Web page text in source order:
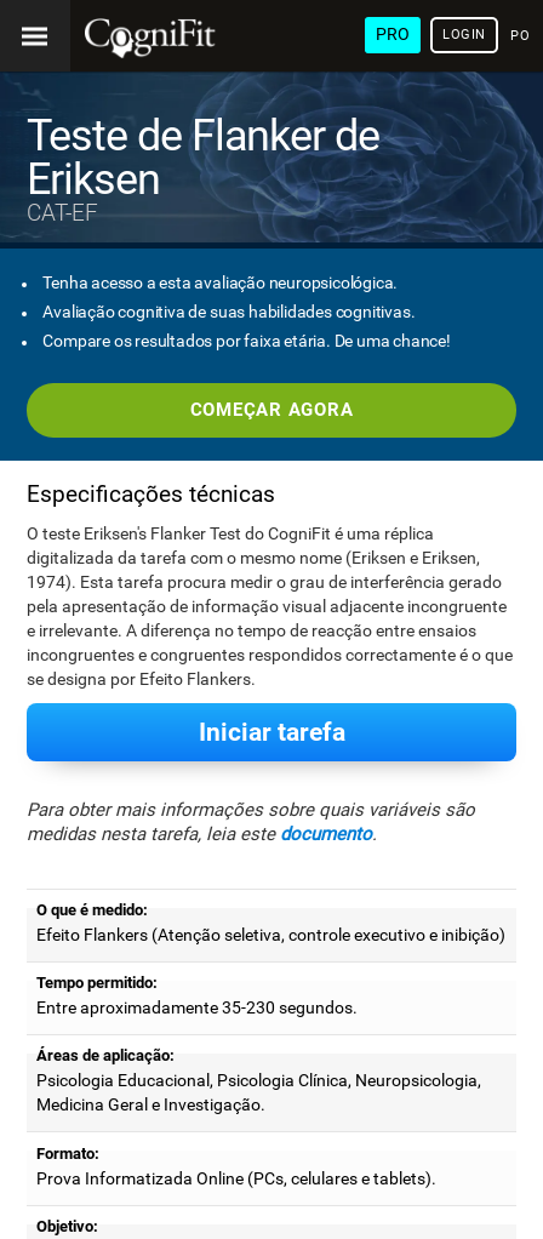
PRO LOGIN
Teste de Flanker de
Eriksen
CAT-EF
Tenha acesso a esta avaliação neuropsicológica.
Avaliação cognitiva de suas habilidades cognitivas.
Compare os resultados por faixa etária. De uma chance!
COMEÇAR AGORA
Especificações técnicas
O teste Eriksen's Flanker Test do CogniFit é uma réplica
digitalizada da tarefa com o mesmo nome (Eriksen e Eriksen,
1974). Esta tarefa procura medir o grau de interferência gerado
pela apresentação de informação visual adjacente incongruente
e irrelevante. A diferença no tempo de reacção entre ensaios
incongruentes e congruentes respondidos correctamente é o que
se designa por Efeito Flankers.
Iniciar tarefa
Para obter mais informações sobre quais variáveis são
medidas nesta tarefa, leia este documento.
O que é medido:
Efeito Flankers (Atenção seletiva, controle executivo e inibição)
Tempo permitido:
Entre aproximadamente 35-230 segundos.
Áreas de aplicação:
Psicologia Educacional, Psicologia Clínica, Neuropsicologia,
Medicina Geral e Investigação.
Formato:
Prova Informatizada Online (PCs, celulares e tablets).
Objetivo: